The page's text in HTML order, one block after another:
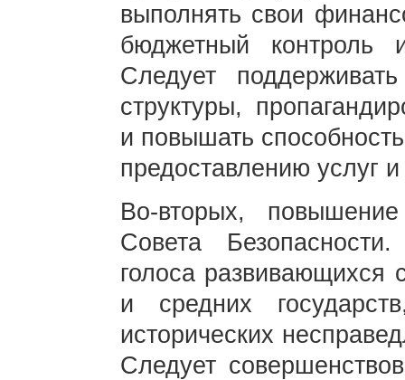
выполнять свои
бюджетный контроль
Следует
структуры,
и повышать
предоставлению услуг
Во-вторых,
Совета
голоса развивающихся
и средних
исторических
Следует